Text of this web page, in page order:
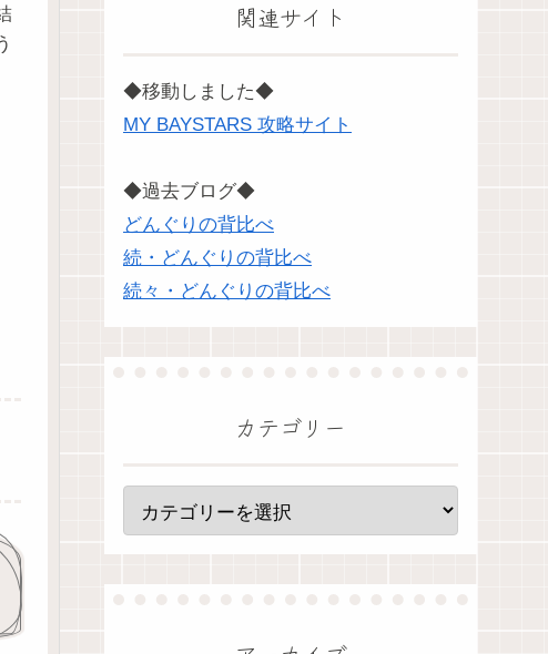
関連サイト
◆移動しました◆
MY BAYSTARS 攻略サイト
◆過去ブログ◆
どんぐりの背比べ
続・どんぐりの背比べ
続々・どんぐりの背比べ
カテゴリー